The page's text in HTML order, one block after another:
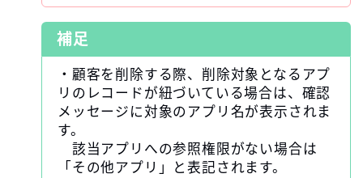
補足
・顧客を削除する際、削除対象となるアプ
リのレコードが紐づいている場合は、確認
メッセージに対象のアプリ名が表示されま
す。
該当アプリへの参照権限がない場合は
「その他アプリ」と表記されます。